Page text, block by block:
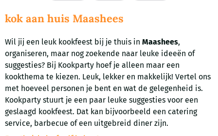
kok aan huis Maashees
Wil jij een leuk kookfeest bij je thuis in Maashees,
organiseren, maar nog zoekende naar leuke ideeën of
suggesties? Bij Kookparty hoef je alleen maar een
kookthema te kiezen. Leuk, lekker en makkelijk! Vertel ons
met hoeveel personen je bent en wat de gelegenheid is.
Kookparty stuurt je een paar leuke suggesties voor een
geslaagd kookfeest. Dat kan bijvoorbeeld een catering
service, barbecue of een uitgebreid diner zijn.